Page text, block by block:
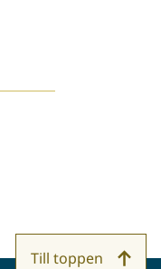
Till toppen